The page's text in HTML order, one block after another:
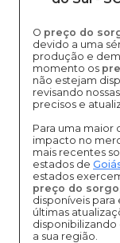
O preço do
devido a uma
produção e
momento os
não estejam
revisando
precisos e
Para uma maior
impacto no
mais recentes
estados de
estados
preço do sorgo
disponíveis para
últimas
disponibilizando
a sua região.